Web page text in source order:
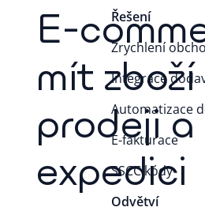
Řešení
Zrychlení
Integrace
Automatizace
E-fakturace
SSCC kódy
Odvětví
E-
mít
prodeji
expedici